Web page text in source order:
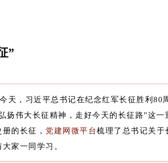
”
天，习近平总书记在纪念红军长征胜利80
扬伟大长征精神，走好今天的长征路”这一
的长征， 党建网微平台梳理了总书记关于
家一同学习。